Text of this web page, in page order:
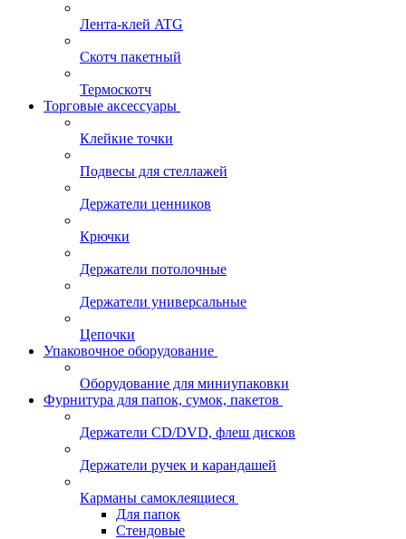
Лента-клей ATG
Скотч пакетный
Термоскотч
Торговые аксессуары
Клейкие точки
Подвесы для стеллажей
Держатели ценников
Крючки
Держатели потолочные
Держатели универсальные
Цепочки
Упаковочное оборудование
Оборудование для миниупаковки
Фурнитура для папок, сумок, пакетов
Держатели CD/DVD, флеш дисков
Держатели ручек и карандашей
Карманы самоклеящиеся
Для папок
Стендовые